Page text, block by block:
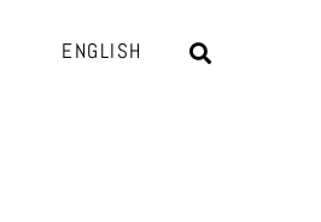
ENGLISH